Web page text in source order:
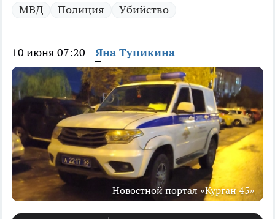
МВД Полиция Убийство
10 июня 07:20 Яна Тупикина
Новостной портал «Курган 45»